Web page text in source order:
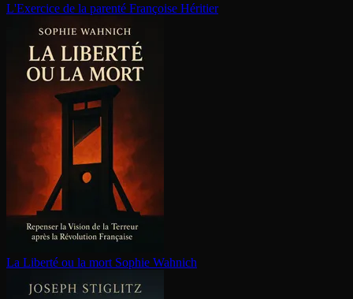
L'Exercice de la parenté Françoise Héritier
La Liberté ou la mort Sophie Wahnich